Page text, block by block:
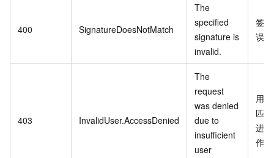
400 SignatureDoesNotMatch
The
specified
signature is
invalid.
签
误
403 InvalidUser.AccessDenied
The
request
was denied
due to
insufficient
user
用
匹
进
作